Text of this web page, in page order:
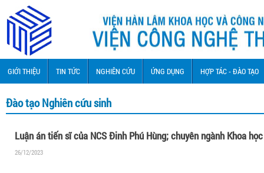
GIỚI THIỆU TIN TỨC NGHIÊN CỨU ỨNG DỤNG HỢP TÁC - ĐÀO TẠO
Đào tạo Nghiên cứu sinh
Luận án tiến sĩ của NCS Đinh Phú Hùng; chuyên ngành Khoa
26/12/2023